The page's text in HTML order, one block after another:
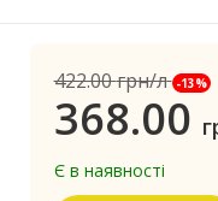
422.00грн/л -13%
368.00
Є в наявності